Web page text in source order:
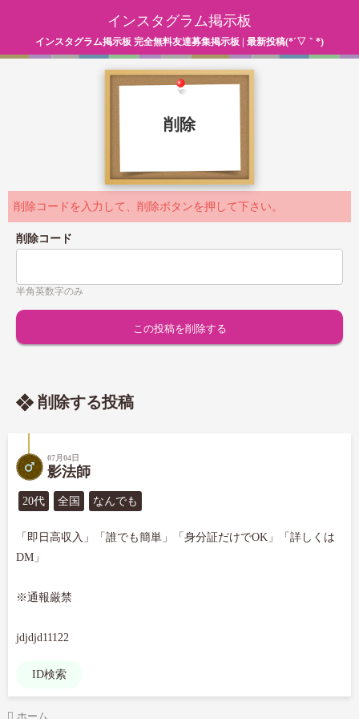
インスタグラム掲示板
インスタグラム掲示板 完全無料友達募集掲示板 | 最新投稿(*´▽｀*)
削除
削除コードを入力して、削除ボタンを押して下さい。
削除コード
半角英数字のみ
削除する投稿
07月04日
影法師
20代 全国 なんでも
「即日高収入」「誰でも簡単」「身分証だけでOK」「詳しくは
DM」
※通報厳禁
jdjdjd11122
ID検索
ホーム